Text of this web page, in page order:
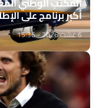
أكبر برنامج على
6 غشت 2026 - 15:36